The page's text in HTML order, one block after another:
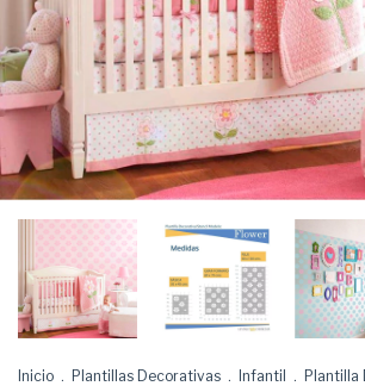
Inicio . Plantillas Decorativas . Infantil . Plantilla